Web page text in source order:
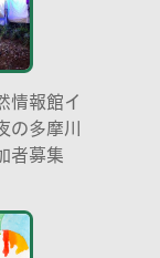
情報館イ
多摩川
者募集